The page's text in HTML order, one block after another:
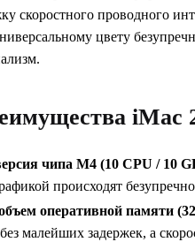
скоростного проводного
цвету
iMac
чипа M4 (10 CPU / 10
происходят
оперативной памяти
малейших задержек, а